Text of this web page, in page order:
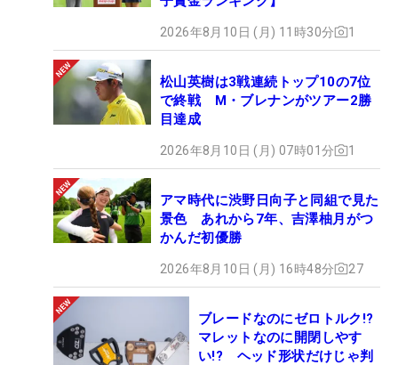
2026年8月10日 (月) 11時30分 1
松山英樹は3戦連続トップ10の7位
で終戦 M・ブレナンがツアー2勝
目達成
2026年8月10日 (月) 07時01分 1
アマ時代に渋野日向子と同組で見た
景色 あれから7年、吉澤柚月がつ
かんだ初優勝
2026年8月10日 (月) 16時48分 27
ブレードなのにゼロトルク!?
マレットなのに開閉しやす
い!? ヘッド形状だけじゃ判